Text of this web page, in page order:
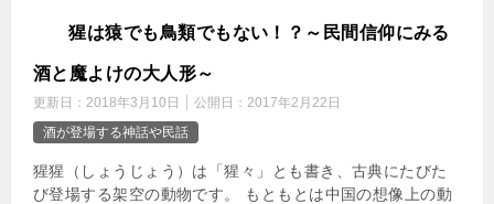
猩猩は猿でも鳥類でもない！？～民間信仰にみる
酒と魔よけの大人形～
更新日： 2018年3月10日 公開日： 2017年2月22日
酒が登場する神話や民話
猩猩（しょうじょう）は「猩々」とも書き、古典にたびた
び登場する架空の動物です。 もともとは中国の想像上の動